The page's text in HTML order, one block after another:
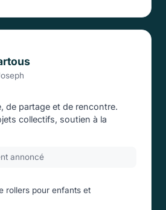
de partage et de rencontre.
collectifs, soutien à la
annoncé
rollers pour enfants et